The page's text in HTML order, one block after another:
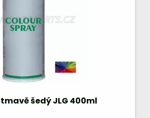
šedý JLG 400ml